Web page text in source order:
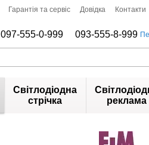
Гарантія та сервіс Довідка Контакти
097-555-0-999 093-555-8-999
Світлодіодна
стрічка
реклама